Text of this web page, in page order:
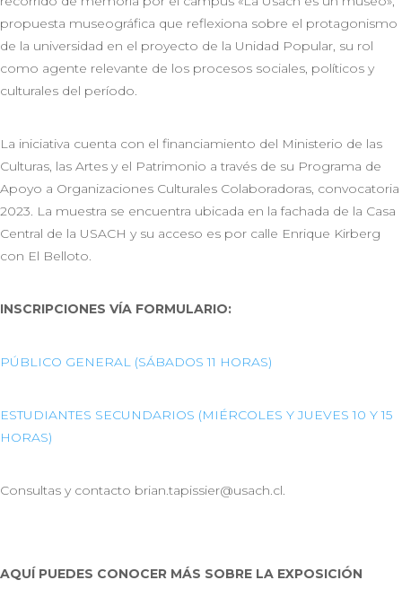
propuesta museográfica que reflexiona sobre el protagonismo
de la universidad en el proyecto de la Unidad Popular, su rol
como agente relevante de los procesos sociales, políticos y
culturales del período.
La iniciativa cuenta con el financiamiento del Ministerio de las
Culturas, las Artes y el Patrimonio a través de su Programa de
Apoyo a Organizaciones Culturales Colaboradoras, convocatoria
2023. La muestra se encuentra ubicada en la fachada de la Casa
Central de la USACH y su acceso es por calle Enrique Kirberg
con El Belloto.
INSCRIPCIONES VÍA FORMULARIO:
PÚBLICO GENERAL (SÁBADOS 11 HORAS)
ESTUDIANTES SECUNDARIOS (MIÉRCOLES Y JUEVES 10 Y 15
HORAS)
Consultas y contacto brian.tapissier@usach.cl.
AQUÍ PUEDES CONOCER MÁS SOBRE LA EXPOSICIÓN